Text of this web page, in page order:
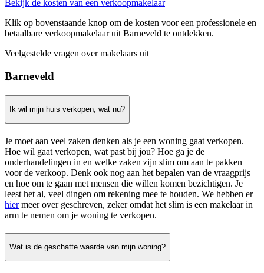
Bekijk de kosten van een verkoopmakelaar
Klik op bovenstaande knop om de kosten voor een professionele en
betaalbare verkoopmakelaar uit Barneveld te ontdekken.
Veelgestelde vragen over makelaars uit
Barneveld
Ik wil mijn huis verkopen, wat nu?
Je moet aan veel zaken denken als je een woning gaat verkopen.
Hoe wil gaat verkopen, wat past bij jou? Hoe ga je de
onderhandelingen in en welke zaken zijn slim om aan te pakken
voor de verkoop. Denk ook nog aan het bepalen van de vraagprijs
en hoe om te gaan met mensen die willen komen bezichtigen. Je
leest het al, veel dingen om rekening mee te houden. We hebben er
hiermeer over geschreven, zeker omdat het slim is een makelaar in
arm te nemen om je woning te verkopen.
Wat is de geschatte waarde van mijn woning?